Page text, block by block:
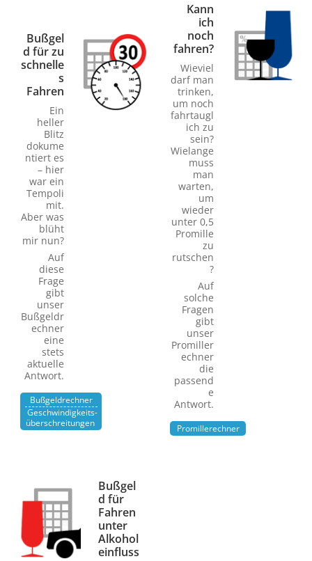
Bußgel
d für zu
schnelle
s
Fahren
Ein
heller
Blitz
dokume
ntiert es
– hier
war ein
Tempoli
mit.
Aber was
blüht
mir nun?
Auf
diese
Frage
gibt
unser
Bußgeldr
echner
eine
stets
aktuelle
Antwort.
Bußgeldrechner
Geschwindigkeits­
überschreitungen
Bußgel
d für
Fahren
unter
Alkohol
einfluss
Kann
ich
noch
fahren?
Wieviel
darf man
trinken,
um noch
fahrtaugl
ich zu
sein?
Wielange
muss
man
warten,
um
wieder
unter 0,5
Promille
zu
rutschen
?
Auf
solche
Fragen
gibt
unser
Promiller
echner
die
passend
e
Antwort.
Promillerechner